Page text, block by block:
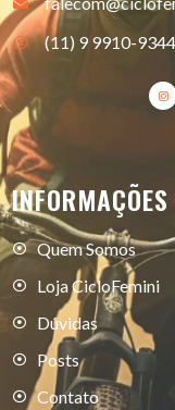
(11) 9 9910-9344
INFORMAÇÕES
Quem Somos
Loja CicloFemini
Dúvidas
Posts
Contato